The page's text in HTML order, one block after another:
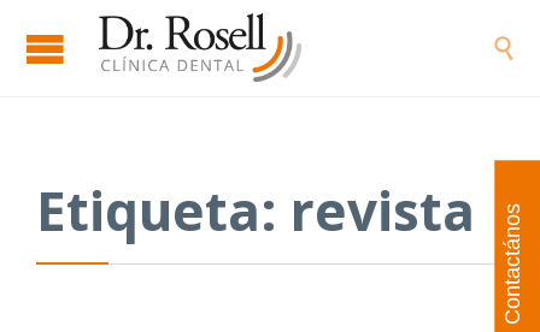

Etiqueta: revista Contactános